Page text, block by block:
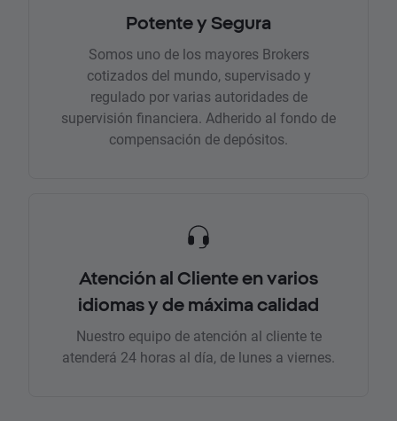
Potente y Segura
Somos uno de los mayores Brokers
cotizados del mundo, supervisado y
regulado por varias autoridades de
supervisión financiera. Adherido al fondo de
compensación de depósitos.
Atención al Cliente en varios
idiomas y de máxima calidad
Nuestro equipo de atención al cliente te
atenderá 24 horas al día, de lunes a viernes.